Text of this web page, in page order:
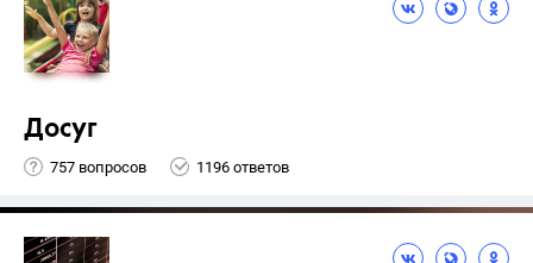
Досуг
757 вопросов 1196 ответов